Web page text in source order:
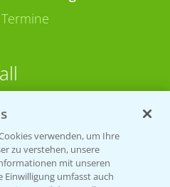
564 1verwenden, um Ihre
zu verstehen, unsere
mit unseren
umfasst auch